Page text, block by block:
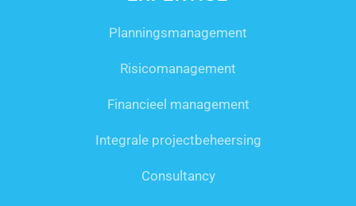
Planningsmanagement
Risicomanagement
Financieel management
Integrale projectbeheersing
Consultancy